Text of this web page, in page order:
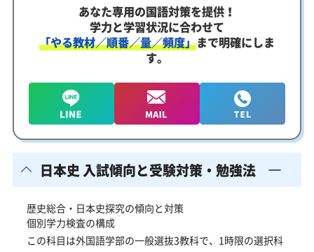
あなた専用の国語対策を提供！
学力と学習状況に合わせて
「やる教材／順番／量／頻度」まで明確にしま
す。
日本史 入試傾向と受験対策・勉強法
歴史総合・日本史探究の傾向と対策
個別学力検査の構成
この科目は外国語学部の一般選抜3教科で、1時限の選択科